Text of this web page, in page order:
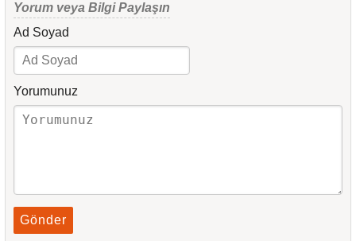
Yorum veya Bilgi Paylaşın
Ad Soyad
Yorumunuz
Gönder